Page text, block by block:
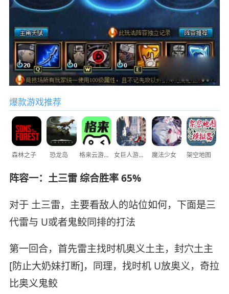
爆款游戏推荐
森林之子 恐龙岛 格来云游戏 女巨人游乐场 魔法少女 架空地图
阵容一：土三雷 综合胜率 65%
对于 土三雷，主要看敌人的站位如何，下面是三
代雷与 U或者鬼鲛同排的打法
第一回合，首先雷主找时机奥义土主，封穴土主
[防止大奶妹打断]，同理，找时机 U放奥义，奇拉
比奥义鬼鲛